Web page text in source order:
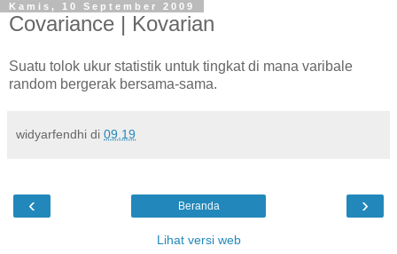
Kamis, 10 September 2009
Covariance | Kovarian
Suatu tolok ukur statistik untuk tingkat di mana varibale
random bergerak bersama-sama.
widyarfendhi di 09.19
‹ ›
Beranda
Lihat versi web